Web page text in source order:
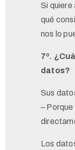
Si quiere
qué
nos lo
7º.
datos?
Sus
–
Los